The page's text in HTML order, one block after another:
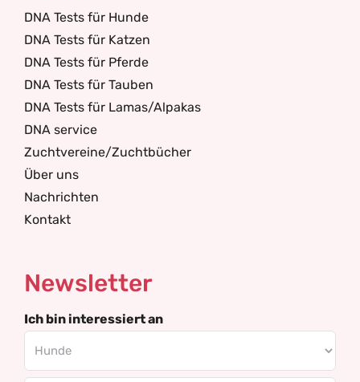
DNA Tests für Hunde
DNA Tests für Katzen
DNA Tests für Pferde
DNA Tests für Tauben
DNA Tests für Lamas/Alpakas
DNA service
Zuchtvereine/Zuchtbücher
Über uns
Nachrichten
Kontakt
Newsletter
Ich bin interessiert an